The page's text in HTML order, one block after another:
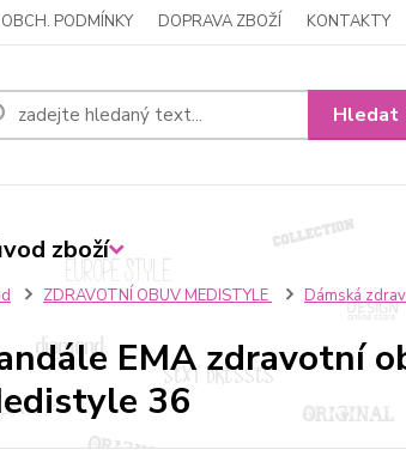
OBCH. PODMÍNKY DOPRAVA ZBOŽÍ KONTAKTY
Hledat
ZDRAVOTNÍ OBUV MEDISTYLE Dámská
EMA zdravotní
36
zboží